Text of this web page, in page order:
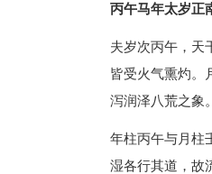
丙午马年太岁正
夫岁次丙午，天
皆受火气熏灼。
泻润泽八荒之象。
年柱丙午与月柱
湿各行其道，故